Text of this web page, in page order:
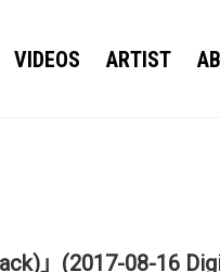
VIDEOS ARTIST
」(2017-08-16